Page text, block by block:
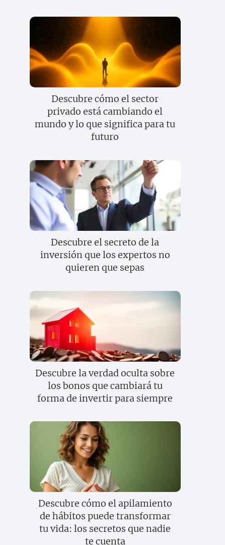
Descubre cómo el sector
privado está cambiando el
mundo y lo que significa para tu
futuro
Descubre el secreto de la
inversión que los expertos no
quieren que sepas
Descubre la verdad oculta sobre
los bonos que cambiará tu
forma de invertir para siempre
Descubre cómo el apilamiento
de hábitos puede transformar
tu vida: los secretos que nadie
te cuenta